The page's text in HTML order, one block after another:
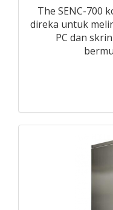
The SENC-700
direka untuk
PC dan